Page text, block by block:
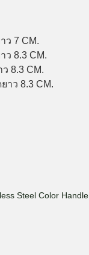
ว 7 CM.
ว 8.3 CM.
8.3 CM.
าว 8.3 CM.
Steel Color Handle